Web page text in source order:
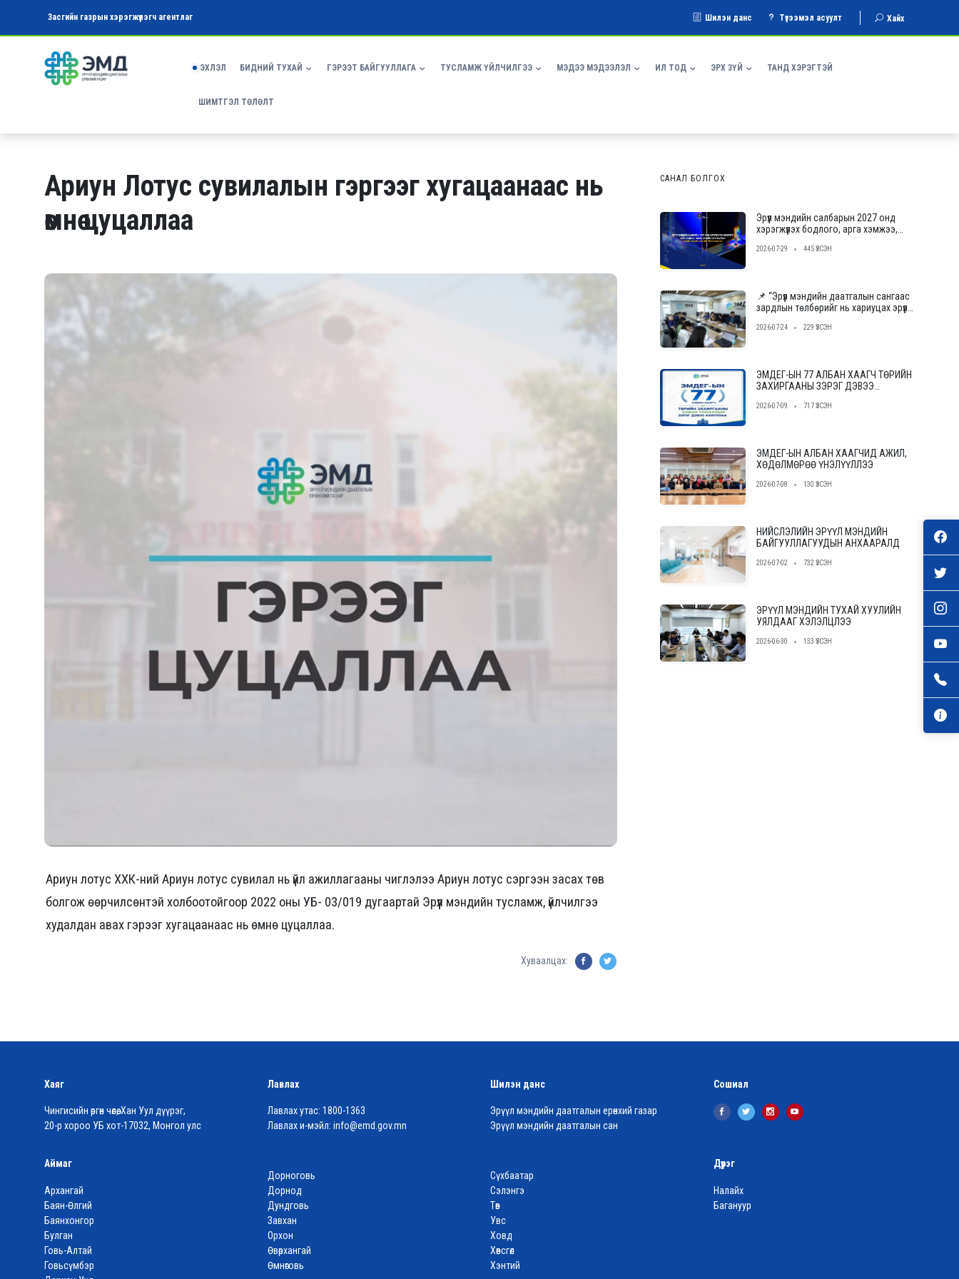
Засгийн газрын хэрэгжүүлэгч агентлаг Шилэн данс Түгээмэл асуулт Хайх
ЭХЛЭЛ БИДНИЙ ТУХАЙ ГЭРЭЭТ БАЙГУУЛЛАГА ТУСЛАМЖ ҮЙЛЧИЛГЭЭ МЭДЭЭ МЭДЭЭЛЭЛ ИЛ ТОД ЭРХ ЗҮЙ ТАНД ХЭРЭГТЭЙ
ШИМТГЭЛ ТӨЛӨЛТ
Ариун Лотус сувилалын гэргээг хугацаанаас нь
өмнө цуцаллаа
Ариун лотус ХХК-ний Ариун лотус сувилал нь үйл ажиллагааны чиглэлээ Ариун лотус сэргээн засах төв
болгож өөрчилсөнтэй холбоотойгоор 2022 оны УБ- 03/019 дугаартай Эрүүл мэндийн тусламж, үйлчилгээ
худалдан авах гэрээг хугацаанаас нь өмнө цуцаллаа.
Хуваалцах:
САНАЛ БОЛГОХ
Эрүүл мэндийн салбарын 2027 онд
хэрэгжүүлэх бодлого, арга хэмжээ,
2026-07-29 445 ҮЗСЭН
📌 “Эрүүл мэндийн даатгалын сангаас
зардлын төлбөрийг нь хариуцах эрүүл
байгууллагыг сонгон шалгаруулах
2026-07-24 229 ҮЗСЭН
ЭМДЕГ-ЫН 77 АЛБАН ХААГЧ ТӨРИЙН
ЗАХИРГААНЫ ЗЭРЭГ ДЭВЭЭ
2026-07-09 717 ҮЗСЭН
ЭМДЕГ-ЫН АЛБАН ХААГЧИД АЖИЛ,
ХӨДӨЛМӨРӨӨ ҮНЭЛҮҮЛЛЭЭ
2026-07-08 130 ҮЗСЭН
НИЙСЛЭЛИЙН ЭРҮҮЛ МЭНДИЙН
БАЙГУУЛЛАГУУДЫН АНХААРАЛД
2026-07-02 732 ҮЗСЭН
ЭРҮҮЛ МЭНДИЙН ТУХАЙ ХУУЛИЙН
УЯЛДААГ ХЭЛЭЛЦЛЭЭ
2026-06-30 133 ҮЗСЭН
Хаяг
Чингисийн өргөн чөлөө, Хан Уул дүүрэг,
20-р хороо УБ хот-17032, Монгол улс
Лавлах
Лавлах утас: 1800-1363
Лавлах и-мэйл: info@emd.gov.mn
Шилэн данс
Эрүүл мэндийн даатгалын ерөнхий газар
Эрүүл мэндийн даатгалын сан
Сошиал
Аймаг
Архангай
Баян-Өлгий
Баянхонгор
Булган
Говь-Алтай
Говьсүмбэр
Дорноговь
Дорнод
Дундговь
Завхан
Орхон
Өвөрхангай
Өмнөговь
Сүхбаатар
Сэлэнгэ
Төв
Увс
Ховд
Хөвсгөл
Хэнтий
Дүүрэг
Налайх
Багануур